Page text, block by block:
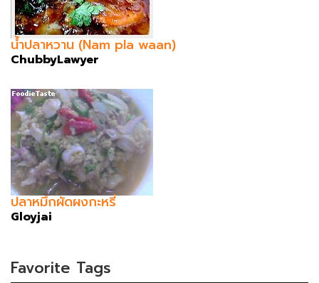
น้ำปลาหวาน (Nam pla waan)
ChubbyLawyer
ปลาหมึกผัดผงกะหรี่
Gloyjai
Favorite Tags